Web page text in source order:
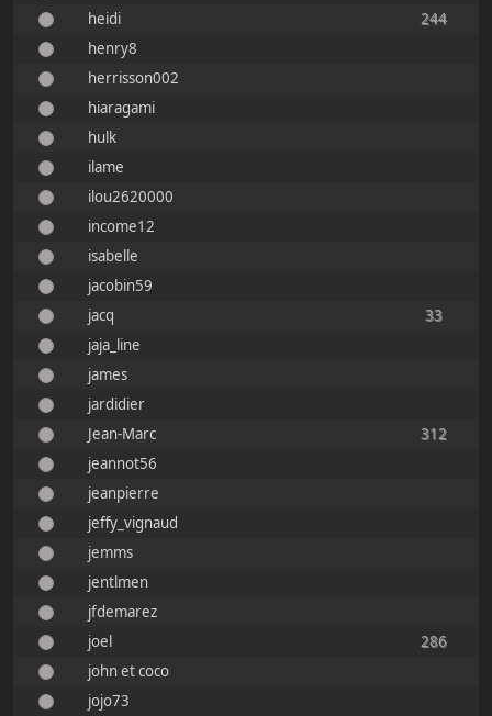
heidi
244
henry8
herrisson002
hiaragami
hulk
ilame
ilou2620000
income12
isabelle
jacobin59
jacq
33
jaja_line
james
jardidier
Jean-Marc
312
jeannot56
jeanpierre
jeffy_vignaud
jemms
jentlmen
jfdemarez
joel
286
john et coco
jojo73